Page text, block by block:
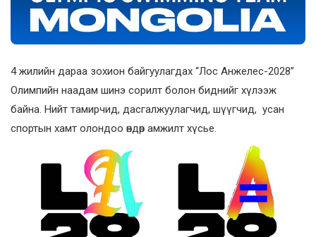
4 жилийн дараа зохион байгуулагдах “Лос Анжелес-2028”
Олимпийн наадам шинэ сорилт болон биднийг хүлээж
байна. Нийт тамирчид, дасгалжуулагчид, шүүгчид, усан
спортын хамт олондоо өндөр амжилт хүсье.